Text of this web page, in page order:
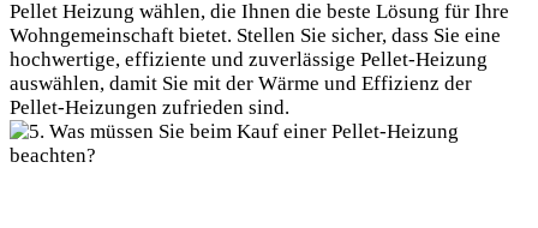
Pellet Heizung wählen, die Ihnen die beste Lösung für Ihre
Wohngemeinschaft bietet. Stellen Sie sicher, dass Sie eine
hochwertige, effiziente und zuverlässige Pellet-Heizung
auswählen, damit Sie mit der Wärme und Effizienz der
Pellet-Heizungen zufrieden sind.